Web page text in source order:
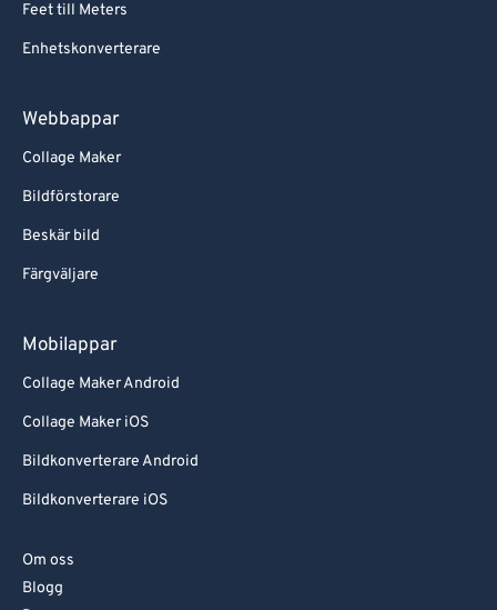
Feet till Meters
Enhetskonverterare
Webbappar
Collage Maker
Bildförstorare
Beskär bild
Färgväljare
Mobilappar
Collage Maker Android
Collage Maker iOS
Bildkonverterare Android
Bildkonverterare iOS
Om oss
Blogg